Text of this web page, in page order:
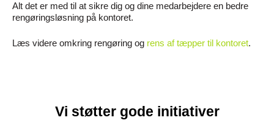
Alt det er med til at sikre dig og dine medarbejdere en bedre
rengøringsløsning på kontoret.
Læs videre omkring rengøring og rens af tæpper til kontoret.
Vi støtter gode initiativer